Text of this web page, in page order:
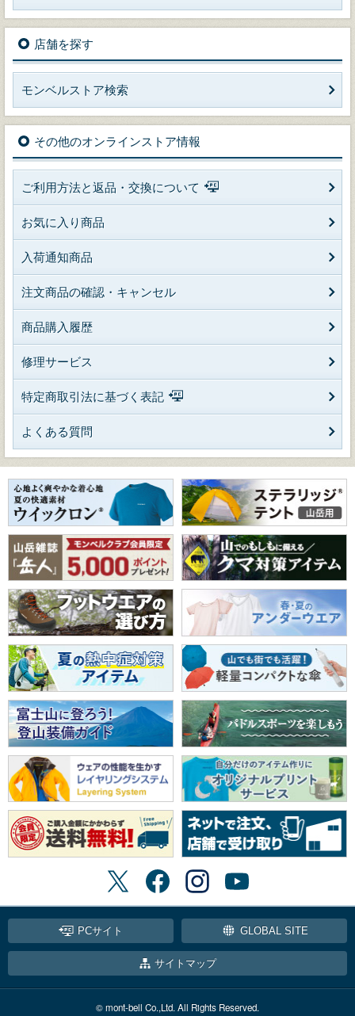
店舗を探す
モンベルストア検索
その他のオンラインストア情報
ご利用方法と返品・交換について
お気に入り商品
入荷通知商品
注文商品の確認・キャンセル
商品購入履歴
修理サービス
特定商取引法に基づく表記
よくある質問
PCサイト GLOBAL SITE
サイトマップ
© mont-bell Co.,Ltd. All Rights Reserved.